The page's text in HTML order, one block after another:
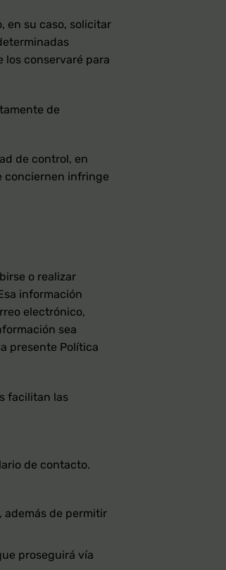
en su caso, solicitar
conservaré para
de
de control, en
conciernen infringe
o realizar
información
electrónico,
sea
presente Política
facilitan las
de contacto.
además de permitir
proseguirá vía